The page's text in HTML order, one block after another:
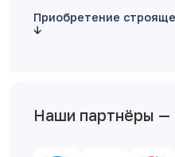
Приобретение
Наши партнёры —